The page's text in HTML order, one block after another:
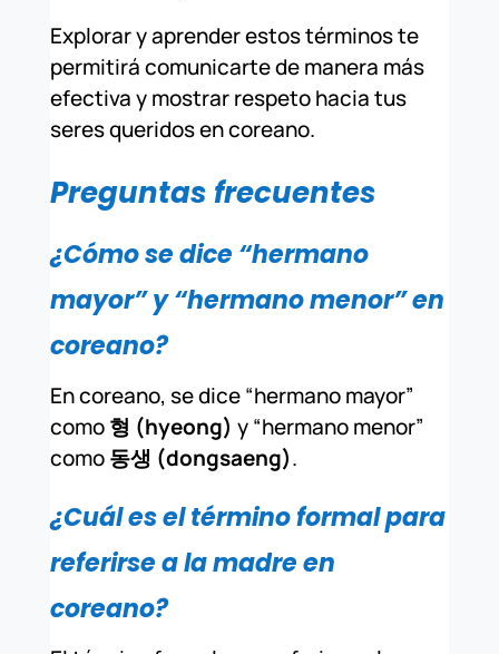
Explorar y aprender estos términos te
permitirá comunicarte de manera más
efectiva y mostrar respeto hacia tus
seres queridos en coreano.
Preguntas frecuentes
¿Cómo se dice “hermano
mayor” y “hermano menor” en
coreano?
En coreano, se dice “hermano mayor”
como형 (hyeong) y “hermano menor”
como동생 (dongsaeng).
¿Cuál es el término formal para
referirse a la madre en
coreano?